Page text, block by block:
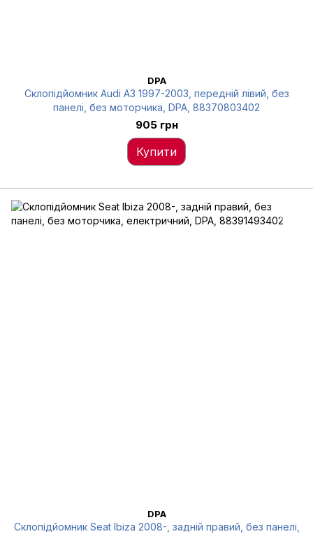
DPA
Склопідйомник Audi A3 1997-2003, передній лівий, без
панелі, без моторчика, DPA, 88370803402
905 грн
Купити
DPA
Склопідйомник Seat Ibiza 2008-, задній правий, без панелі,